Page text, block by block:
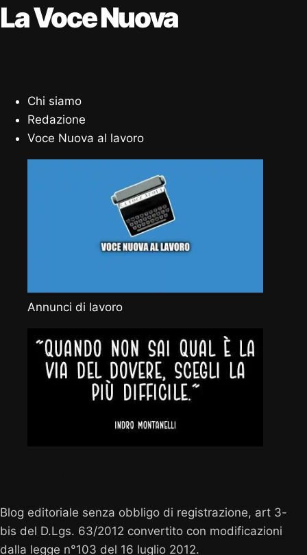
La Voce Nuova
Chi siamo
Redazione
Voce Nuova al lavoro
Annunci di lavoro
Blog editoriale senza obbligo di registrazione, art 3-
bis del D.Lgs. 63/2012 convertito con modificazioni
dalla legge n°103 del 16 luglio 2012.